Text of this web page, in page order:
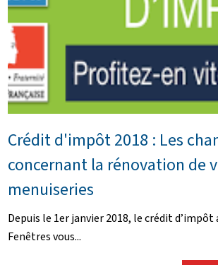
Crédit d'impôt 2018 : Les
concernant la rénovation de
menuiseries
Depuis le 1er janvier 2018, le crédit d’impôt
Fenêtres vous...